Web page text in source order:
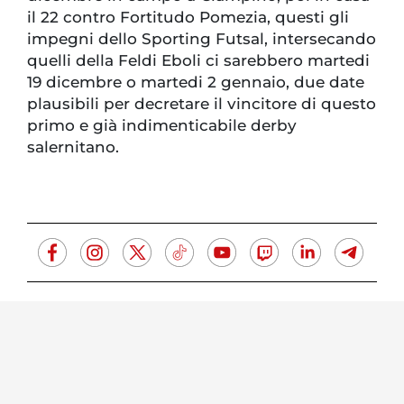
il 22 contro Fortitudo Pomezia, questi gli
impegni dello Sporting Futsal, intersecando
quelli della Feldi Eboli ci sarebbero martedi
19 dicembre o martedi 2 gennaio, due date
plausibili per decretare il vincitore di questo
primo e già indimenticabile derby
salernitano.